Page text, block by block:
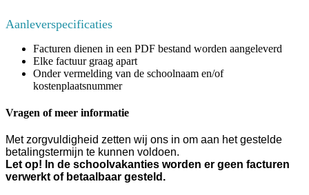
Aanleverspecificaties
Facturen dienen in een PDF bestand worden aangeleverd
Elke factuur graag apart
Onder vermelding van de schoolnaam en/of
kostenplaatsnummer
Vragen of meer informatie
Met zorgvuldigheid zetten wij ons in om aan het gestelde
betalingstermijn te kunnen voldoen.
Let op! In de schoolvakanties worden er geen facturen
verwerkt of betaalbaar gesteld.